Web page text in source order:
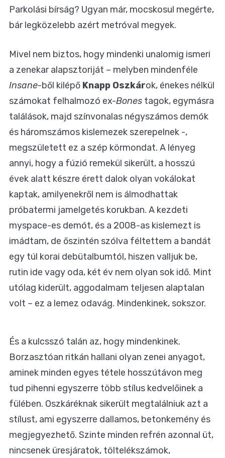
Parkolási bírság? Ugyan már, mocskosul megérte,
bár legközelebb azért metróval megyek.
Mivel nem biztos, hogy mindenki unalomig ismeri
a zenekar alapsztoriját – melyben mindenféle
Insane-ből kilépő Knapp Oszkárok, énekes nélkül
számokat felhalmozó ex-Bones tagok, egymásra
találások, majd színvonalas négyszámos demók
és háromszámos kislemezek szerepelnek -,
megszületett ez a szép körmondat. A lényeg
annyi, hogy a fúzió remekül sikerült, a hosszú
évek alatt készre érett dalok olyan vokálokat
kaptak, amilyenekről nem is álmodhattak
próbatermi jamelgetés korukban. A kezdeti
myspace-es demót, és a 2008-as kislemezt is
imádtam, de őszintén szólva féltettem a bandát
egy túl korai debütalbumtól, hiszen valljuk be,
rutin ide vagy oda, két év nem olyan sok idő. Mint
utólag kiderült, aggodalmam teljesen alaptalan
volt – ez a lemez odavág. Mindenkinek, sokszor.
És a kulcsszó talán az, hogy mindenkinek.
Borzasztóan ritkán hallani olyan zenei anyagot,
aminek minden egyes tétele hosszútávon meg
tud pihenni egyszerre több stílus kedvelőinek a
fülében. Oszkáréknak sikerült megtalálniuk azt a
stílust, ami egyszerre dallamos, betonkemény és
megjegyezhető. Szinte minden refrén azonnal üt,
nincsenek üresjáratok, töltelékszámok,